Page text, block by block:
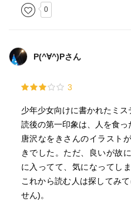
0
P(^∀^)Pさん
3
少年少女向けに書かれたミス
読後の第一印象は、人を食っ
唐沢なをきさんのイラスト
きでした。ただ、良いが故
に入ってて、気になってし
これから読む人は探してみ
せん)。